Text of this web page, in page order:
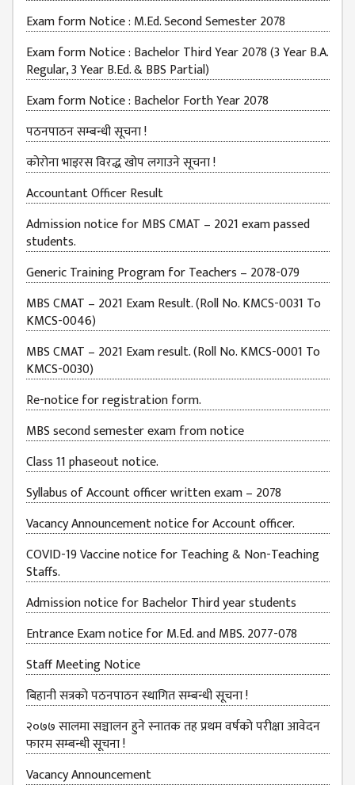
ADMISSION
FORMS
EXAMINATION
FORMS
QUESTIONNAIRE
SCHOLARSHIP
GUIDELINES
OTHERS FORM
DETAILS
KMC OFFICIAL
REPORTS
ENROLLMENT
TREND
ANALYSES
KMC
GRADUATED
STUDENT
ENROLLMENT
BUDGETS
EMIS 2082-83
DOCUMENTS
NEWS &
EVENT
KMC
EVENT
CALENDAR
KMC
ACADEMIC
CALENDAR
CAREERS
COUNSELING
INTERNSHIP
Exam form Notice : M.Ed. Second Semester 2078
Exam form Notice : Bachelor Third Year 2078 (3 Year B.A.
Regular, 3 Year B.Ed. & BBS Partial)
Exam form Notice : Bachelor Forth Year 2078
पठनपाठन सम्बन्धी सूचना !
कोरोना भाइरस विरद्ध खोप लगाउने सूचना !
Accountant Officer Result
Admission notice for MBS CMAT – 2021 exam passed
students.
Generic Training Program for Teachers – 2078-079
MBS CMAT – 2021 Exam Result. (Roll No. KMCS-0031 To
KMCS-0046)
MBS CMAT – 2021 Exam result. (Roll No. KMCS-0001 To
KMCS-0030)
Re-notice for registration form.
MBS second semester exam from notice
Class 11 phaseout notice.
Syllabus of Account officer written exam – 2078
Vacancy Announcement notice for Account officer.
COVID-19 Vaccine notice for Teaching & Non-Teaching
Staffs.
Admission notice for Bachelor Third year students
Entrance Exam notice for M.Ed. and MBS. 2077-078
Staff Meeting Notice
बिहानी सत्रको पठनपाठन स्थागित सम्बन्धी सूचना !
२०७७ सालमा सञ्चालन हुने स्नातक तह प्रथम वर्षको परीक्षा आवेदन
फारम सम्बन्धी सूचना !
Vacancy Announcement